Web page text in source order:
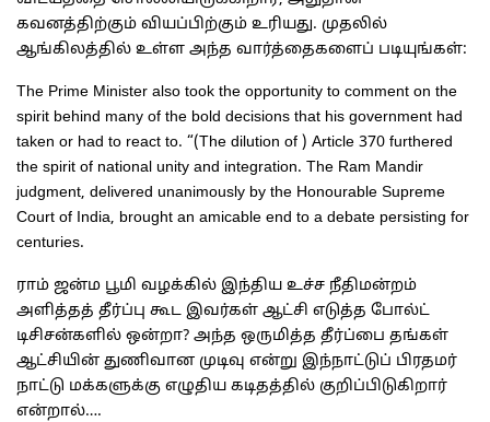
கவனத்திற்கும் வியப்பிற்கும் உரியது. முதலில்
ஆங்கிலத்தில் உள்ள அந்த வார்த்தைகளைப் படியுங்கள்:
The Prime Minister also took the opportunity to comment on the
spirit behind many of the bold decisions that his government had
taken or had to react to. “(The dilution of ) Article 370 furthered
the spirit of national unity and integration. The Ram Mandir
judgment, delivered unanimously by the Honourable Supreme
Court of India, brought an amicable end to a debate persisting for
centuries.
ராம் ஜன்ம பூமி வழக்கில் இந்திய உச்ச நீதிமன்றம்
அளித்தத் தீர்ப்பு கூட இவர்கள் ஆட்சி எடுத்த போல்ட்
டிசிசன்களில் ஒன்றா? அந்த ஒருமித்த தீர்ப்பை தங்கள்
ஆட்சியின் துணிவான முடிவு என்று இந்நாட்டுப் பிரதமர்
நாட்டு மக்களுக்கு எழுதிய கடிதத்தில் குறிப்பிடுகிறார்
என்றால்….